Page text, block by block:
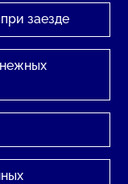
заезде